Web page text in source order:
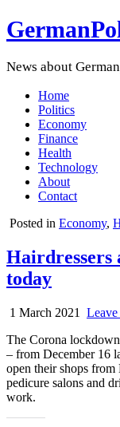
News about
Home
Politics
Economy
Finance
Health
Technology
About
Contact
Posted in Economy,
Hairdressers
today
1 March 2021
Leave
The Corona
– from December 16
open their shops
pedicure salons and
work.